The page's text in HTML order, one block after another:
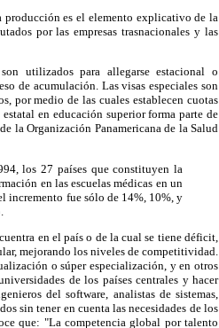
es el elemento explicativo de la
por las empresas trasnacionales y las
utilizados para allegarse estacional o
de acumulación. Las visas especiales son
por medio de las cuales establecen cuotas
en educación superior forma parte de
la Organización Panamericana de la Salud
los 27 países que constituyen la
en las escuelas médicas en un
incremento fue sólo de 14%, 10%, y
en el país o de la cual se tiene déficit,
mejorando los niveles de competitividad.
o súper especialización, y en otros
de los países centrales y hacer
del software, analistas de sistemas,
sin tener en cuenta las necesidades de los
que: "La competencia global por talento